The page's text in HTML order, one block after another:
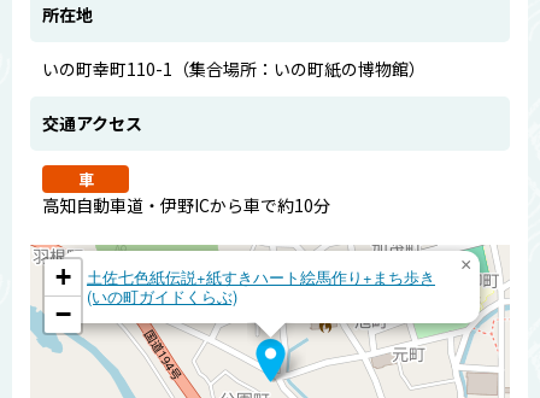
所在地
いの町幸町110-1（集合場所：いの町紙の博物館）
交通アクセス
車
高知自動車道・伊野ICから車で約10分
土佐七色紙伝説+紙すきハート絵馬作り+まち歩き
(いの町ガイドくらぶ)
×
+
−